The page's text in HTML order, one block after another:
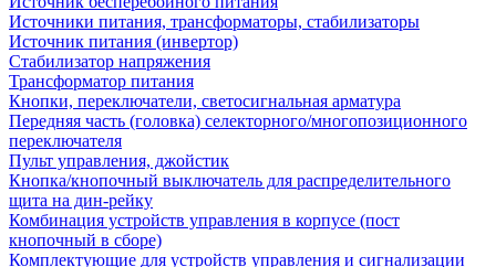
Источники питания, трансформаторы, стабилизаторы
Источник питания (инвертор)
Стабилизатор напряжения
Трансформатор питания
Кнопки, переключатели, светосигнальная арматура
Передняя часть (головка) селекторного/многопозиционного
переключателя
Пульт управления, джойстик
Кнопка/кнопочный выключатель для распределительного
щита на дин-рейку
Комбинация устройств управления в корпусе (пост
кнопочный в сборе)
Комплектующие для устройств управления и сигнализации